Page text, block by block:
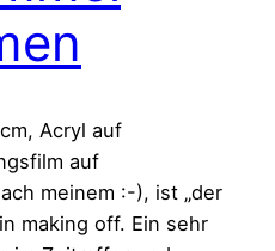
Acryl auf
auf
meinem :-), ist „der
making off. Ein sehr